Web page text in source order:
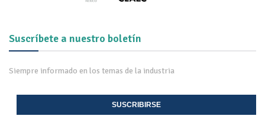
Suscríbete a nuestro boletín
Siempre informado en los temas de la industria
SUSCRIBIRSE